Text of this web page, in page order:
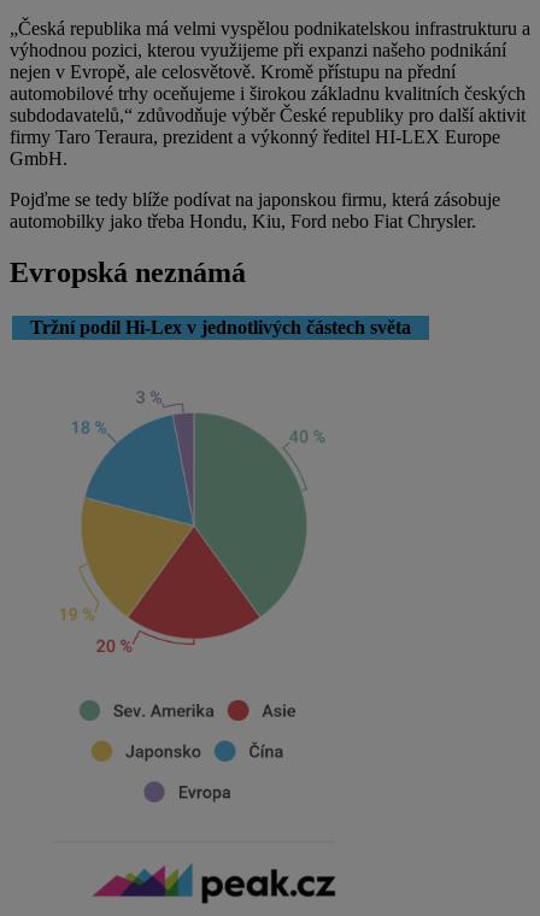
„Česká republika má velmi vyspělou podnikatelskou infrastrukturu a
výhodnou pozici, kterou využijeme při expanzi našeho podnikání
nejen v Evropě, ale celosvětově. Kromě přístupu na přední
automobilové trhy oceňujeme i širokou základnu kvalitních českých
subdodavatelů,“ zdůvodňuje výběr České republiky pro další aktivit
firmy Taro Teraura, prezident a výkonný ředitel HI-LEX Europe
GmbH.
Pojďme se tedy blíže podívat na japonskou firmu, která zásobuje
automobilky jako třeba Hondu, Kiu, Ford nebo Fiat Chrysler.
Evropská neznámá
Tržní podíl Hi-Lex v jednotlivých částech světa